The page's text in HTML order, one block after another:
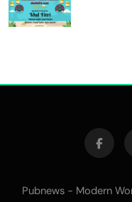
Pubnews - Modern